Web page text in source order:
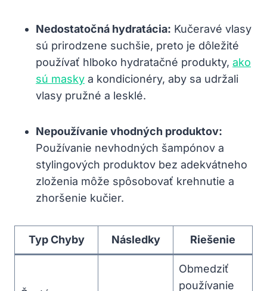
Nedostatočná hydratácia: Kučeravé vlasy
sú prirodzene ⁢suchšie, preto⁤ je dôležité
používať hlboko hydratačné produkty, ako
sú masky a kondicionéry, aby sa udržali
vlasy pružné a lesklé.
Nepoužívanie vhodných ⁤produktov:
‌Používanie nevhodných šampónov a
stylingových produktov bez adekvátneho
zloženia môže spôsobovať krehnutie a
zhoršenie kučier.
Typ Chyby Následky Riešenie
Obmedziť
používanie